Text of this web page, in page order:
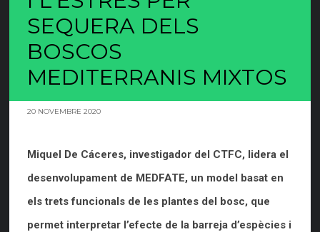
SEQUERA DELS
BOSCOS
MEDITERRANIS MIXTOS
20 NOVEMBRE 2020
Miquel De Cáceres, investigador del CTFC, lidera el
desenvolupament de MEDFATE, un model basat en
els trets funcionals de les plantes del bosc, que
permet interpretar l’efecte de la barreja d’espècies i